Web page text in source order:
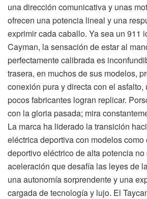
una dirección comunicativa y unas
ofrecen una potencia lineal y una
exprimir cada caballo. Ya sea un 911
Cayman, la sensación de estar al
perfectamente calibrada es
trasera, en muchos de sus modelos,
conexión pura y directa con el
pocos fabricantes logran replicar.
con la gloria pasada; mira
La marca ha liderado la transición
eléctrica deportiva con modelos como
deportivo eléctrico de alta potencia
aceleración que desafía las leyes de
una autonomía sorprendente y una
cargada de tecnología y lujo. El